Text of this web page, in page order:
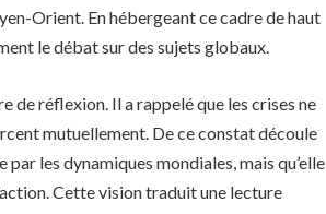
Orient. En hébergeant ce cadre de haut
le débat sur des sujets globaux.
de réflexion. Il a rappelé que les crises ne
mutuellement. De ce constat découle
les dynamiques mondiales, mais qu’elle
Cette vision traduit une lecture